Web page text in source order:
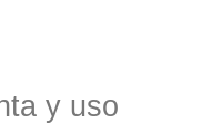
y uso